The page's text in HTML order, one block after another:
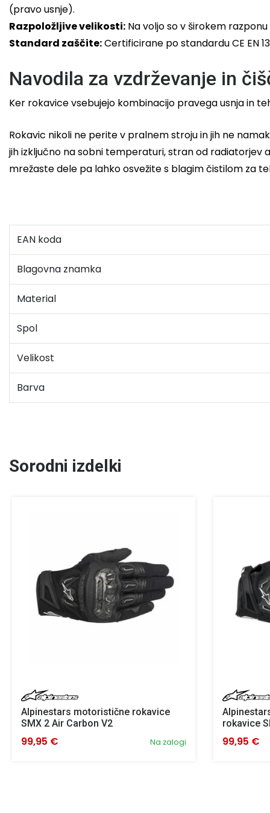
(pravo usnje).
Razpoložljive velikosti: Na voljo so v širokem
Standard zaščite:Certificirane po standardu CE EN
Navodila za vzdrževanje in
Ker rokavice vsebujejo kombinacijo pravega usnja in
Rokavic nikoli ne perite v pralnem stroju in jih ne
jih izključno na sobni temperaturi, stran od radiatorjev
mrežaste dele pa lahko osvežite s blagim čistilom za
EAN koda
Blagovna znamka
Material
Spol
Velikost
Barva
Sorodni izdelki
Alpinestars motoristične rokavice
SMX 2 Air Carbon V2
Na zalogi
99,95 €
rokavice
99,95 €